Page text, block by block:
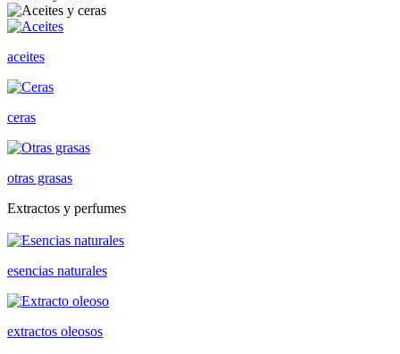
aceites
ceras
otras grasas
Extractos y perfumes
esencias naturales
extractos oleosos